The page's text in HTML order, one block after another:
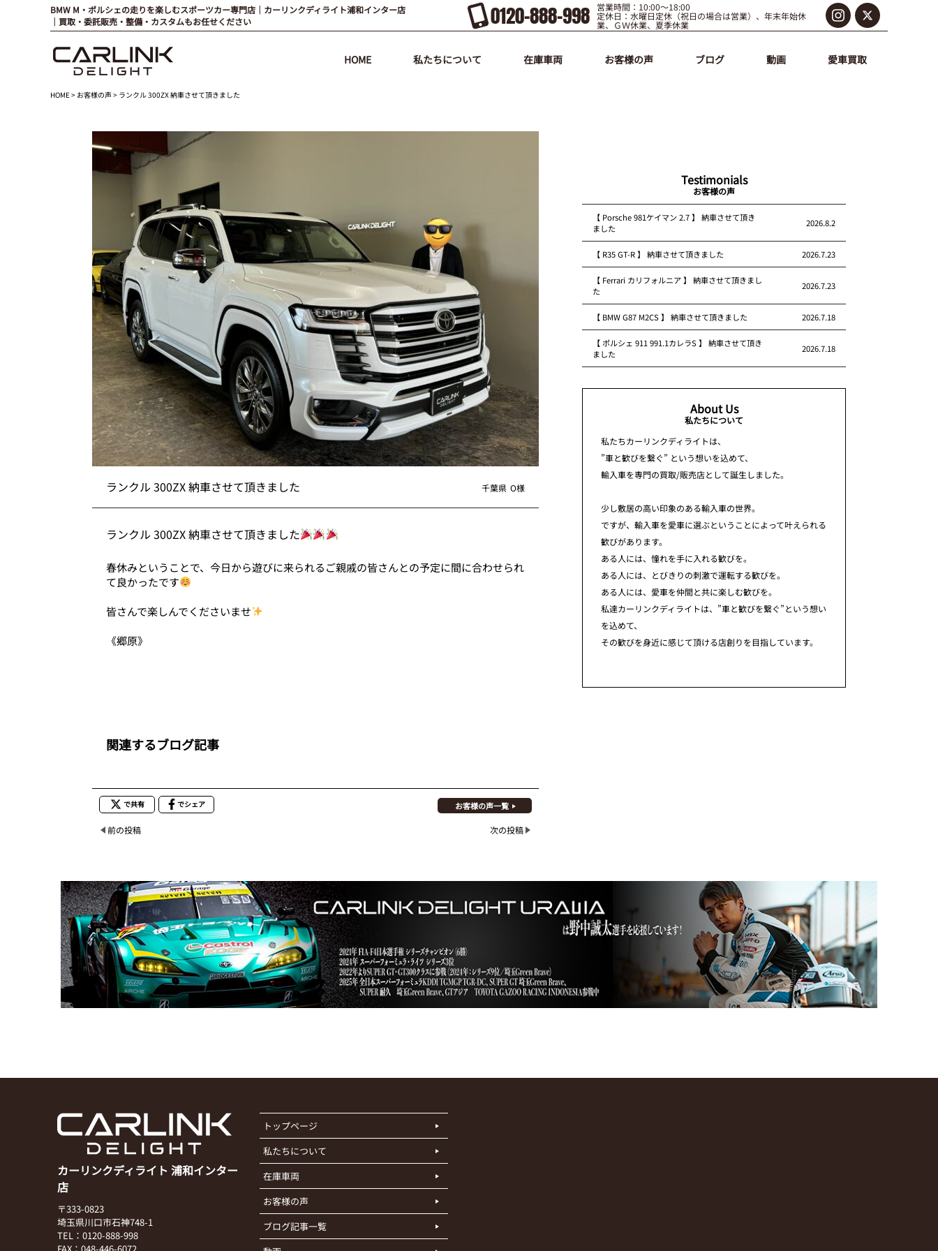
BMW M・ポルシェの走りを楽しむスポーツカー専門店｜カーリンクディライト浦和インター店
｜買取・委託販売・整備・カスタムもお任せください
0120-888-998 営業時間：10:00～18:00
定休日：水曜日定休（祝日の場合は営業）、年末年始休
業、ＧＷ休業、夏季休業
HOME 私たちについて 在庫車両 お客様の声 ブログ 動画 愛車買取
HOME> お客様の声> ランクル 300ZX 納車させて頂きました
ランクル 300ZX 納車させて頂きました 千葉県 O様
ランクル 300ZX 納車させて頂きました
春休みということで、今日から遊びに来られるご親戚の皆さんとの予定に間に合わせられ
て良かったです
皆さんで楽しんでくださいませ
《郷原》
関連するブログ記事
で共有 でシェア お客様の声一覧
前の投稿 次の投稿
Testimonials
お客様の声
【 Porsche 981ケイマン 2.7 】 納車させて頂き
ました
2026.8.2
【 R35 GT-R 】 納車させて頂きました 2026.7.23
【 Ferrari カリフォルニア 】 納車させて頂きまし
た
2026.7.23
【 BMW G87 M2CS 】 納車させて頂きました 2026.7.18
【 ポルシェ 911 991.1カレラS 】 納車させて頂き
ました
2026.7.18
About Us
私たちについて
私たちカーリンクディライトは、
”車と歓びを繋ぐ” という想いを込めて、
輸入車を専門の買取/販売店として誕生しました。
少し敷居の高い印象のある輸入車の世界。
ですが、輸入車を愛車に選ぶということによって叶えられる
歓びがあります。
ある人には、憧れを手に入れる歓びを。
ある人には、とびきりの刺激で運転する歓びを。
ある人には、愛車を仲間と共に楽しむ歓びを。
私達カーリンクディライトは、”車と歓びを繋ぐ”という想い
を込めて、
その歓びを身近に感じて頂ける店創りを目指しています。
カーリンクディライト 浦和インター
店
〒333-0823
埼玉県川口市石神748-1
TEL：0120-888-998
トップページ
私たちについて
在庫車両
お客様の声
ブログ記事一覧